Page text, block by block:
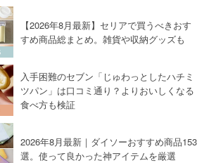
【2026年8月最新】セリアで買うべきおす
すめ商品総まとめ。雑貨や収納グッズも
入手困難のセブン「じゅわっとしたハチミ
ツパン」は口コミ通り？よりおいしくなる
食べ方も検証
2026年8月最新｜ダイソーおすすめ商品153
選。使って良かった神アイテムを厳選